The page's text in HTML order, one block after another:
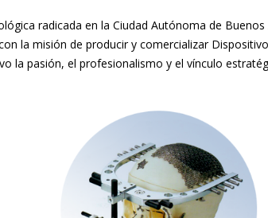
radicada en la Ciudad Autónoma de
la misión de producir y comercializar
la pasión, el profesionalismo y el vínculo